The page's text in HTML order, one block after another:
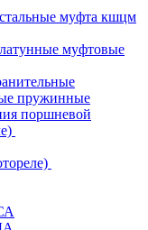
муфта кшцм
муфтовые
пружинные
поршневой